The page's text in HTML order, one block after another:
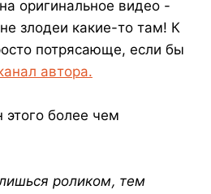
на оригинальное видео -
злодеи какие-то там! К
потрясающе, если бы
автора.
более чем
роликом, тем